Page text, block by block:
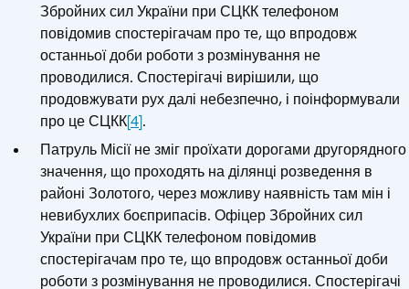
Збройних сил України при СЦКК телефоном
повідомив спостерігачам про те, що впродовж
останньої доби роботи з розмінування не
проводилися. Спостерігачі вирішили, що
продовжувати рух далі небезпечно, і поінформували
про це СЦКК[4].
Патруль Місії не зміг проїхати дорогами другорядного
значення, що проходять на ділянці розведення в
районі Золотого, через можливу наявність там мін і
невибухлих боєприпасів. Офіцер Збройних сил
України при СЦКК телефоном повідомив
спостерігачам про те, що впродовж останньої доби
роботи з розмінування не проводилися. Спостерігачі